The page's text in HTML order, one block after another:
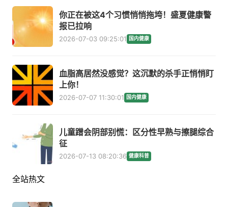
你正在被这4个习惯悄悄拖垮！盛夏健康警
报已拉响
2026-07-03 09:25:01 国内健康
血脂高居然没感觉？这沉默的杀手正悄悄盯
上你！
2026-07-07 11:30:01 国内健康
儿童蹭会阴部别慌：区分性早熟与擦腿综合
征
2026-07-13 08:20:36 健康科普
全站热文